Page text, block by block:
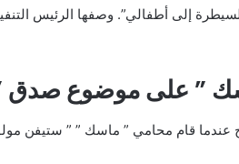
” على موضوع صدق ”
عندما قام محامي ” ماسك ” ” ستيفن